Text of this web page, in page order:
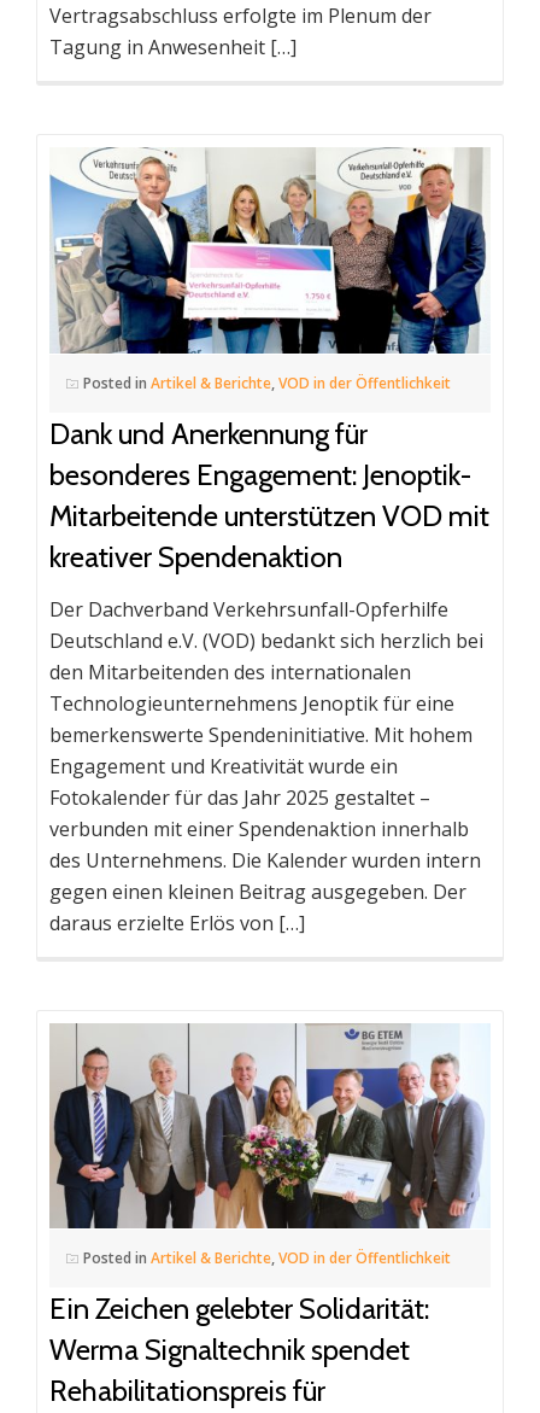
Vertragsabschluss erfolgte im Plenum der
Tagung in Anwesenheit […]
Posted in Artikel & Berichte,VOD in der Öffentlichkeit
Dank und Anerkennung für
besonderes Engagement: Jenoptik-
Mitarbeitende unterstützen VOD mit
kreativer Spendenaktion
Der Dachverband Verkehrsunfall-Opferhilfe
Deutschland e.V. (VOD) bedankt sich herzlich bei
den Mitarbeitenden des internationalen
Technologieunternehmens Jenoptik für eine
bemerkenswerte Spendeninitiative. Mit hohem
Engagement und Kreativität wurde ein
Fotokalender für das Jahr 2025 gestaltet –
verbunden mit einer Spendenaktion innerhalb
des Unternehmens. Die Kalender wurden intern
gegen einen kleinen Beitrag ausgegeben. Der
daraus erzielte Erlös von […]
Posted in Artikel & Berichte,VOD in der Öffentlichkeit
Ein Zeichen gelebter Solidarität:
Werma Signaltechnik spendet
Rehabilitationspreis für